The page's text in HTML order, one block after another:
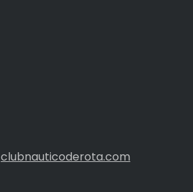
clubnauticoderota.com